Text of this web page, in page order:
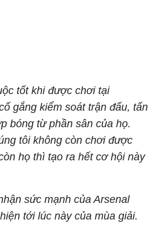
tốt khi được chơi tại
gắng kiểm soát trận đấu, tấn
bóng từ phần sân của họ.
tôi không còn chơi được
họ thì tạo ra hết cơ hội này
sức mạnh của Arsenal
tới lúc này của mùa giải.